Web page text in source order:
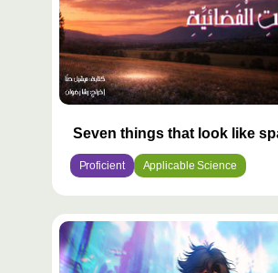
Seven things that look like
Proficient Applicable Science
محتوى
مميّز